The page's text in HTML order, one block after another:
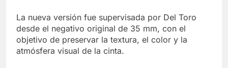
La nueva versión fue supervisada por Del Toro
desde el negativo original de 35 mm, con el
objetivo de preservar la textura, el color y la
atmósfera visual de la cinta.